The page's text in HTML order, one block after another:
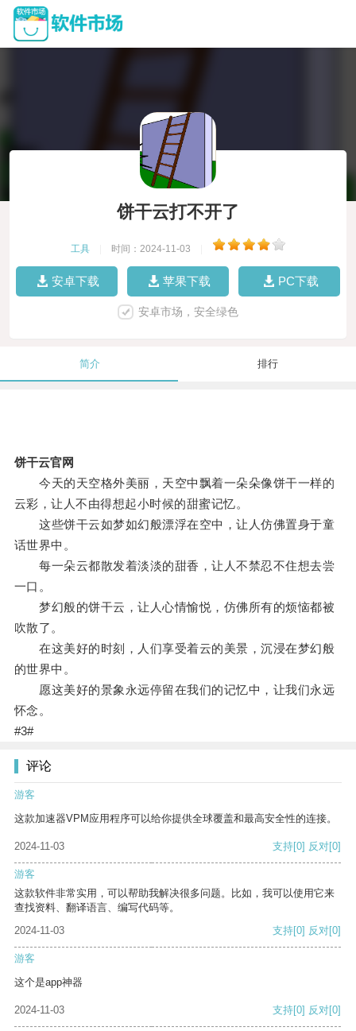
饼干云打不开了
工具 时间：2024-11-03
安卓下载 苹果下载 PC下载
安卓市场，安全绿色
简介 排行
饼干云官网
今天的天空格外美丽，天空中飘着一朵朵像饼干一样的
云彩，让人不由得想起小时候的甜蜜记忆。
这些饼干云如梦如幻般漂浮在空中，让人仿佛置身于童
话世界中。
每一朵云都散发着淡淡的甜香，让人不禁忍不住想去尝
一口。
梦幻般的饼干云，让人心情愉悦，仿佛所有的烦恼都被
吹散了。
在这美好的时刻，人们享受着云的美景，沉浸在梦幻般
的世界中。
愿这美好的景象永远停留在我们的记忆中，让我们永远
怀念。
#3#
评论
游客
这款加速器VPM应用程序可以给你提供全球覆盖和最高安全性的连接。
2024-11-03 支持[0] 反对[0]
游客
这款软件非常实用，可以帮助我解决很多问题。比如，我可以使用它来
查找资料、翻译语言、编写代码等。
2024-11-03
支持[0] 反对[0]
游客
这个是app神器
2024-11-03 支持[0] 反对[0]